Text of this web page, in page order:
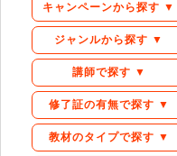
キャンペーンから探す ▼
ジャンルから探す ▼
講師で探す ▼
修了証の有無で探す ▼
教材のタイプで探す ▼